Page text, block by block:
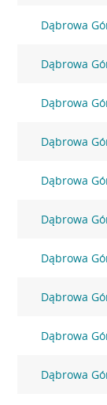
Dąbrowa
Dąbrowa
Dąbrowa
Dąbrowa
Dąbrowa
Dąbrowa
Dąbrowa
Dąbrowa
Dąbrowa
Dąbrowa